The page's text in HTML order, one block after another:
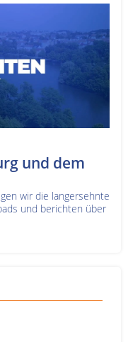
und dem
wir die langersehnte
und berichten über